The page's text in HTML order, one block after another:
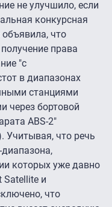
не улучшило, если
конкурсная
что
права
"с
в диапазонах
станциями
через бортовой
ABS-2″
Учитывая, что речь
которых уже давно
Satellite и
что